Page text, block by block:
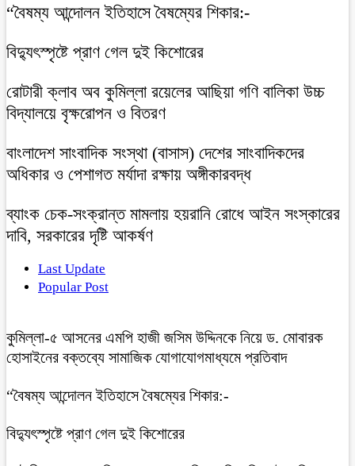
“বৈষম্য আন্দোলন ইতিহাসে বৈষম্যের শিকার:-
বিদ্যুৎস্পৃষ্টে প্রাণ গেল দুই কিশোরের
রোটারী ক্লাব অব কুমিল্লা রয়েলের আছিয়া গণি বালিকা উচ্চ
বিদ্যালয়ে বৃক্ষরোপন ও বিতরণ
বাংলাদেশ সাংবাদিক সংস্থা (বাসাস) দেশের সাংবাদিকদের
অধিকার ও পেশাগত মর্যাদা রক্ষায় অঙ্গীকারবদ্ধ
ব্যাংক চেক-সংক্রান্ত মামলায় হয়রানি রোধে আইন সংস্কারের
দাবি, সরকারের দৃষ্টি আকর্ষণ
Last Update
Popular Post
কুমিল্লা-৫ আসনের এমপি হাজী জসিম উদ্দিনকে নিয়ে ড. মোবারক
হোসাইনের বক্তব্যে সামাজিক যোগাযোগমাধ্যমে প্রতিবাদ
“বৈষম্য আন্দোলন ইতিহাসে বৈষম্যের শিকার:-
বিদ্যুৎস্পৃষ্টে প্রাণ গেল দুই কিশোরের